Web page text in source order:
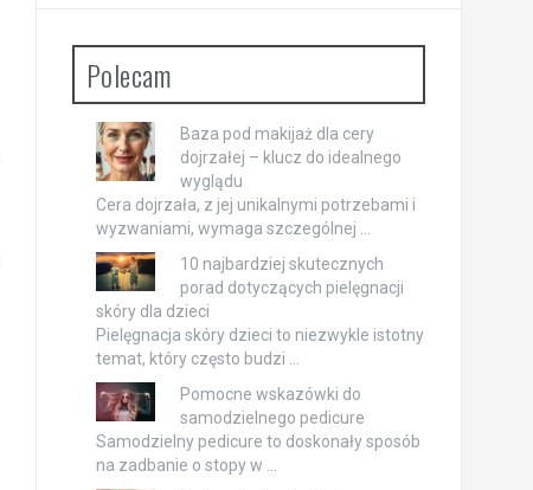
Polecam
Baza pod makijaż dla cery
dojrzałej – klucz do idealnego
wyglądu
Cera dojrzała, z jej unikalnymi potrzebami i
wyzwaniami, wymaga szczególnej …
10 najbardziej skutecznych
porad dotyczących pielęgnacji
skóry dla dzieci
Pielęgnacja skóry dzieci to niezwykle istotny
temat, który często budzi …
Pomocne wskazówki do
samodzielnego pedicure
Samodzielny pedicure to doskonały sposób
na zadbanie o stopy w …